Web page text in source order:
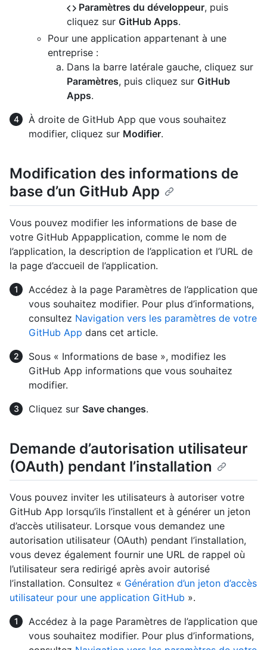
Paramètres du développeur, puis
cliquez sur GitHub Apps.
Pour une application appartenant à une
entreprise :
Dans la barre latérale gauche, cliquez sur
Paramètres, puis cliquez sur GitHub
Apps.
À droite de GitHub App que vous souhaitez
modifier, cliquez sur Modifier.
Modification des informations de
base d’un GitHub App
Vous pouvez modifier les informations de base de
votre GitHub Appapplication, comme le nom de
l’application, la description de l’application et l’URL de
la page d’accueil de l’application.
Accédez à la page Paramètres de l’application que
vous souhaitez modifier. Pour plus d’informations,
consultez Navigation vers les paramètres de votre
GitHub App dans cet article.
Sous « Informations de base », modifiez les
GitHub App informations que vous souhaitez
modifier.
Cliquez sur Save changes.
Demande d’autorisation utilisateur
(OAuth) pendant l’installation
Vous pouvez inviter les utilisateurs à autoriser votre
GitHub App lorsqu’ils l’installent et à générer un jeton
d’accès utilisateur. Lorsque vous demandez une
autorisation utilisateur (OAuth) pendant l’installation,
vous devez également fournir une URL de rappel où
l’utilisateur sera redirigé après avoir autorisé
l’installation. Consultez « Génération d’un jeton d’accès
utilisateur pour une application GitHub ».
Accédez à la page Paramètres de l’application que
vous souhaitez modifier. Pour plus d’informations,